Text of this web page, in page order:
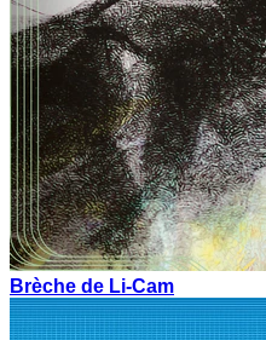
Brèche de Li-Cam